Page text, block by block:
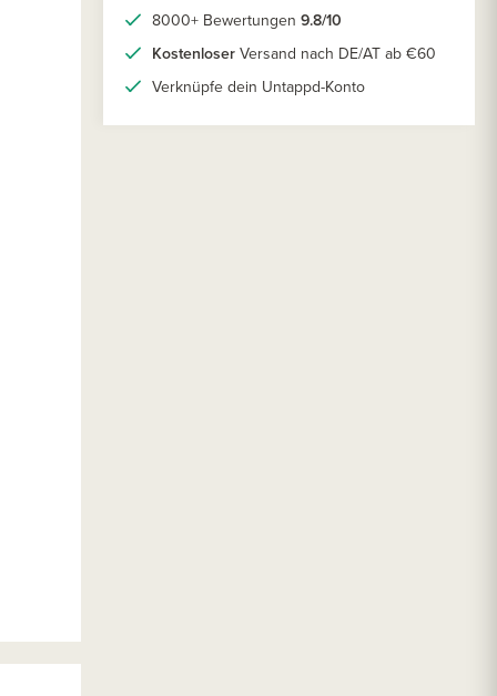
8000+ Bewertungen 9.8/10
Kostenloser Versand nach DE/AT ab €60
Verknüpfe dein Untappd-Konto